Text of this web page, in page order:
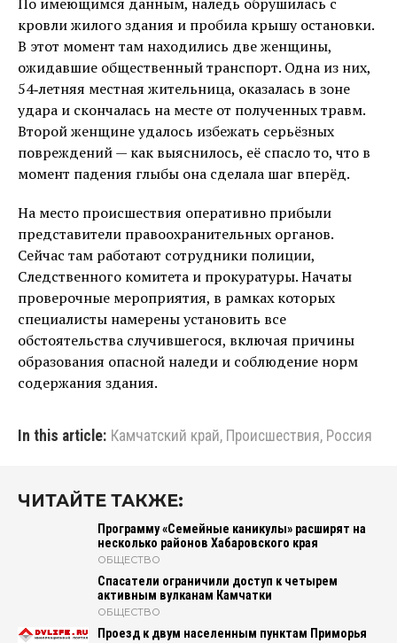
кровли жилого здания и пробила крышу остановки.
В этот момент там находились две женщины,
ожидавшие общественный транспорт. Одна из них,
54‑летняя местная жительница, оказалась в зоне
удара и скончалась на месте от полученных травм.
Второй женщине удалось избежать серьёзных
повреждений — как выяснилось, её спасло то, что в
момент падения глыбы она сделала шаг вперёд.
На место происшествия оперативно прибыли
представители правоохранительных органов.
Сейчас там работают сотрудники полиции,
Следственного комитета и прокуратуры. Начаты
проверочные мероприятия, в рамках которых
специалисты намерены установить все
обстоятельства случившегося, включая причины
образования опасной наледи и соблюдение норм
содержания здания.
In this article: Камчатский край, Происшествия, Россия
ЧИТАЙТЕ ТАКЖЕ:
Программу «Семейные каникулы» расширят на
несколько районов Хабаровского края
ОБЩЕСТВО
Спасатели ограничили доступ к четырем
активным вулканам Камчатки
ОБЩЕСТВО
Проезд к двум населенным пунктам Приморья